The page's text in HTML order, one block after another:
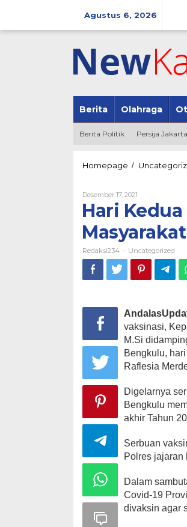
Agustus 6, 2026
Berita Olahraga
Berita Politik Persija Jakarta
Homepage /
Desember 17, 2021
Redaksi234
Hari
Redaksi234 - Uncategorized
vaksinasi,
M.Si
Bengkulu,
Raflesia
Digelarnya
Bengkulu
akhir Tahun
Serbuan
Polres jajaran
Dalam
Covid-19
divaksin agar
Kampanye, Helmi Hasan Di
Kabupaten Kaur Janjikan Satu
desa Satu Ambulans
Di KOMINFO KOTA BENGKULU,
November 1, 2020